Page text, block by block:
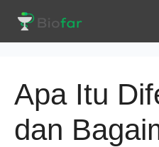
isi
Apa Itu
dan